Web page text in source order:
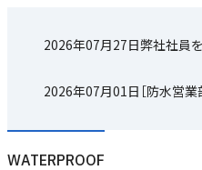
2026年07月27日弊社社員を
2026年07月01日 ［防水営
WATERPROOF